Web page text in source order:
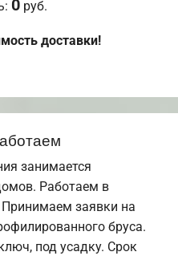
0 руб.
доставки!
занимается
Работаем в
Принимаем заявки на
бруса.
под усадку. Срок